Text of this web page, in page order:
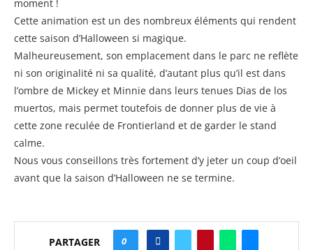
moment !
Cette animation est un des nombreux éléments qui rendent
cette saison d’Halloween si magique.
Malheureusement, son emplacement dans le parc ne reflète
ni son originalité ni sa qualité, d’autant plus qu’il est dans
l’ombre de Mickey et Minnie dans leurs tenues Dias de los
muertos, mais permet toutefois de donner plus de vie à
cette zone reculée de Frontierland et de garder le stand
calme.
Nous vous conseillons très fortement d’y jeter un coup d’oeil
avant que la saison d’Halloween ne se termine.
PARTAGER 0